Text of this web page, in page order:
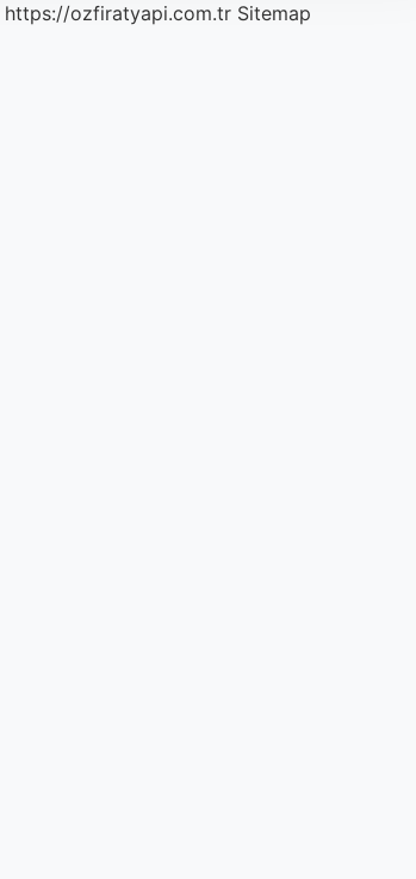
https://ozfiratyapi.com.tr Sitemap